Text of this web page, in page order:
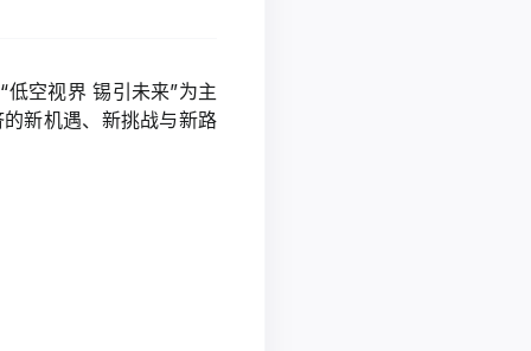
空视界 锡引未来”为主
新机遇、新挑战与新路